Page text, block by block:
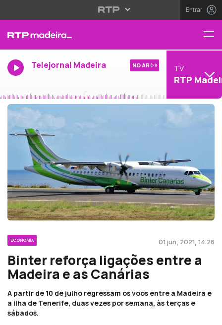
Entrar
Telejornal Madeira NO AR TV
RTP
ECONOMIA 01 jun, 2021, 14:26
Binter reforça ligações entre a
Madeira e as Canárias
A partir de 10 de julho regressam os voos entre a Madeira e
a ilha de Tenerife, duas vezes por semana, às terças e
sábados.